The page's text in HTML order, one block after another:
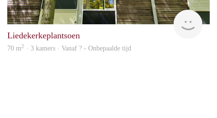
Liedekerkeplantsoen
70 m2 · 3 kamers · Vanaf ? - Onbepaalde tijd